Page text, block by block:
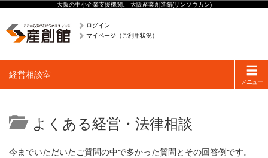
大阪の中小企業支援機関。 大阪産業創造館(サンソウカン)
ログイン
マイページ（ご利用状況）
Toggle
メニュー
経営相談室
よくある経営・法律相談
今までいただいたご質問の中で多かった質問とその回答例です。